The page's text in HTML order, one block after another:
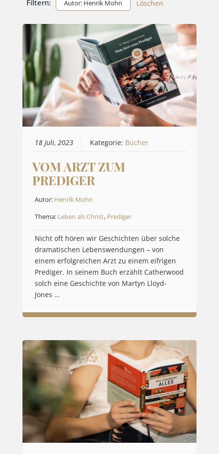
Filtern: Autor: Henrik Mohn Löschen
18 Juli, 2023 Kategorie: Bücher
VOM ARZT ZUM
PREDIGER
Autor: Henrik Mohn
Thema: Leben als Christ, Prediger
Nicht oft hören wir Geschichten über solche
dramatischen Lebenswendungen – von
einem erfolgreichen Arzt zu einem eifrigen
Prediger. In seinem Buch erzählt Catherwood
solch eine Geschichte von Martyn Lloyd-
Jones …